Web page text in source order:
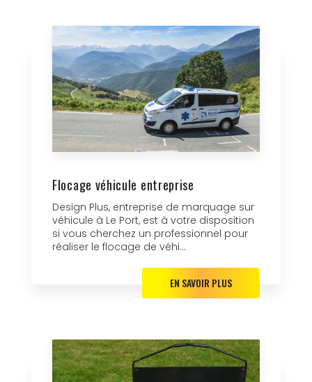
Flocage véhicule entreprise
Design Plus, entreprise de marquage sur
véhicule à Le Port, est à votre disposition
si vous cherchez un professionnel pour
réaliser le flocage de véhi...
EN SAVOIR PLUS